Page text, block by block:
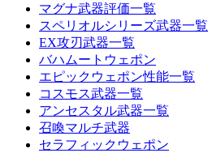
マグナ武器評価一覧
スペリオルシリーズ武器一覧
EX攻刃武器一覧
バハムートウェポン
エピックウェポン性能一覧
コスモス武器一覧
アンセスタル武器一覧
召喚マルチ武器
セラフィックウェポン